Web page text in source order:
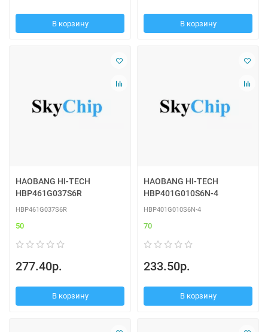
В корзину В корзину
HAOBANG HI-TECH
HBP461G037S6R
HBP461G037S6R
50
277.40р.
В корзину
HAOBANG HI-TECH
HBP401G010S6N-4
HBP401G010S6N-4
70
233.50р.
В корзину